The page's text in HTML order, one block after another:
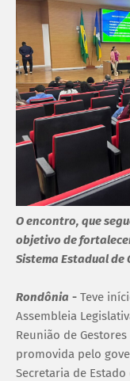
O encontro, que
objetivo de
Sistema Estadual de
Rondônia - Teve
Assembleia
Reunião de
promovida pelo
Secretaria de